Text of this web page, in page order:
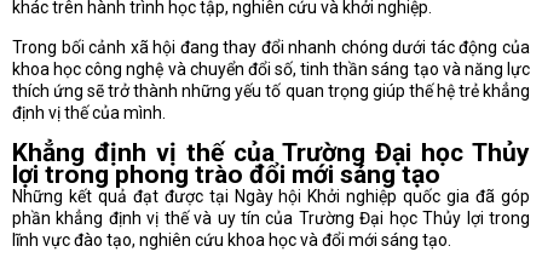
khác trên hành trình học tập, nghiên cứu và khởi nghiệp.
Trong bối cảnh xã hội đang thay đổi nhanh chóng dưới tác động của
khoa học công nghệ và chuyển đổi số, tinh thần sáng tạo và năng lực
thích ứng sẽ trở thành những yếu tố quan trọng giúp thế hệ trẻ khẳng
định vị thế của mình.
Khẳng định vị thế của Trường Đại học Thủy
lợi trong phong trào đổi mới sáng tạo
Những kết quả đạt được tại Ngày hội Khởi nghiệp quốc gia đã góp
phần khẳng định vị thế và uy tín của Trường Đại học Thủy lợi trong
lĩnh vực đào tạo, nghiên cứu khoa học và đổi mới sáng tạo.